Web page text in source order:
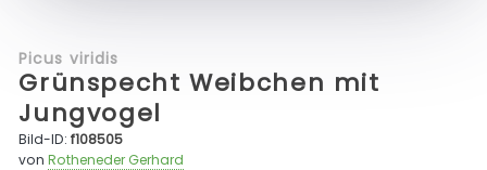
Picus viridis
Grünspecht Weibchen mit
Jungvogel
Bild-ID:f108505
vonRotheneder Gerhard